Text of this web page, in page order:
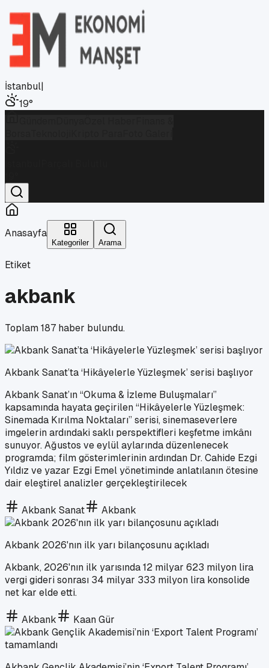
İstanbul|
19°
Anasayfa
Kategoriler Arama
Etiket
akbank
Toplam187 haber bulundu.
Akbank Sanat’ta ‘Hikâyelerle Yüzleşmek’ serisi başlıyor
Akbank Sanat’ın “Okuma & İzleme Buluşmaları”
kapsamında hayata geçirilen “Hikâyelerle Yüzleşmek:
Sinemada Kırılma Noktaları” serisi, sinemaseverlere
imgelerin ardındaki saklı perspektifleri keşfetme imkânı
sunuyor. Ağustos ve eylül aylarında düzenlenecek
programda; film gösterimlerinin ardından Dr. Cahide Ezgi
Yıldız ve yazar Ezgi Emel yönetiminde anlatılanın ötesine
dair eleştirel analizler gerçekleştirilecek
Akbank Sanat Akbank
Akbank 2026'nın ilk yarı bilançosunu açıkladı
Akbank, 2026'nın ilk yarısında 12 milyar 623 milyon lira
vergi gideri sonrası 34 milyar 333 milyon lira konsolide
net kar elde etti.
Akbank Kaan Gür